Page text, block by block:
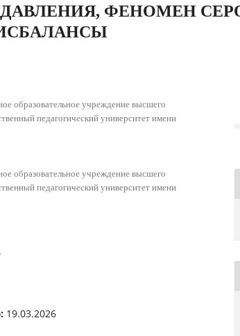
ФЕНОМЕН
образовательное учреждение высшего
педагогический университет имени
образовательное учреждение высшего
педагогический университет имени
19.03.2026